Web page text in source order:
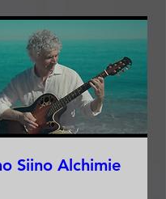
Siino Alchimie